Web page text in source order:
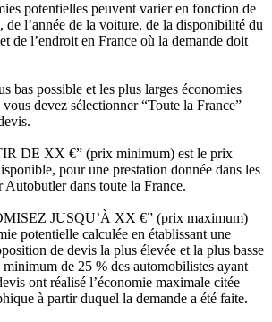
potentielles peuvent varier en fonction de
de l’année de la voiture, de la disponibilité du
de l’endroit en France où la demande doit
bas possible et les plus larges économies
devez sélectionner “Toute la France”
DE XX €” (prix minimum) est le prix
pour une prestation donnée dans les
Autobutler dans toute la France.
JUSQU’À XX €” (prix maximum)
potentielle calculée en établissant une
de devis la plus élevée et la plus basse
de 25 % des automobilistes ayant
ont réalisé l’économie maximale citée
à partir duquel la demande a été faite.